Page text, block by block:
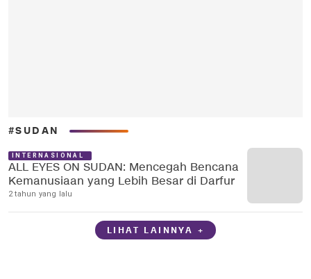
#SUDAN
INTERNASIONAL
ALL EYES ON SUDAN: Mencegah Bencana
Kemanusiaan yang Lebih Besar di Darfur
2 tahun yang lalu
LIHAT LAINNYA +